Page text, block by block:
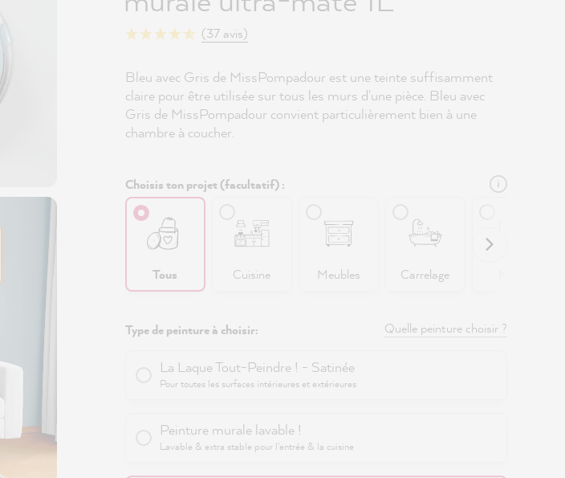
(37 avis)
Bleu avec Gris de MissPompadour est une teinte suffisamment
claire pour être utilisée sur tous les murs d'une pièce. Bleu avec
Gris de MissPompadour convient particulièrement bien à une
chambre à coucher.
Choisis ton projet (facultatif) :
Tous Cuisine Meubles Carrelage
Type de peinture à choisir: Quelle peinture choisir ?
La Laque Tout-Peindre ! - Satinée
Pour toutes les surfaces intérieures et extérieures
Peinture murale lavable !
Lavable & extra stable pour l'entrée & la cuisine